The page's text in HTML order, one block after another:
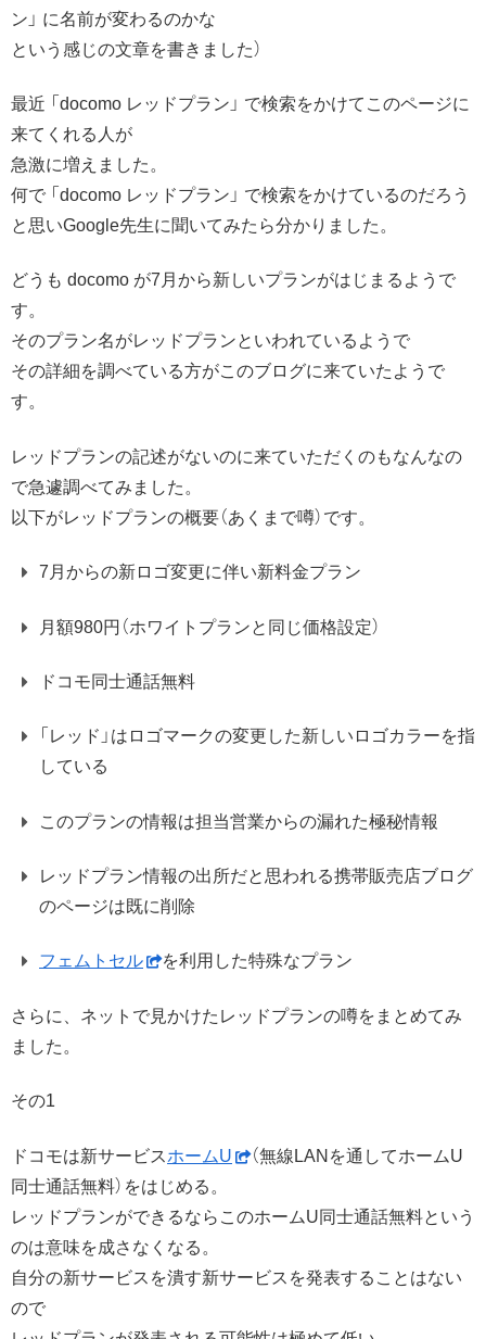
ン」 に名前が変わるのかな
という感じの文章を書きました）
最近 「docomo レッドプラン」 で検索をかけてこのページに
来てくれる人が
急激に増えました。
何で 「docomo レッドプラン」 で検索をかけているのだろう
と思いGoogle先生に聞いてみたら分かりました。
どうも docomo が7月から新しいプランがはじまるようで
す。
そのプラン名がレッドプランといわれているようで
その詳細を調べている方がこのブログに来ていたようで
す。
レッドプランの記述がないのに来ていただくのもなんなの
で急遽調べてみました。
以下がレッドプランの概要（あくまで噂）です。
7月からの新ロゴ変更に伴い新料金プラン
月額980円（ホワイトプランと同じ価格設定）
ドコモ同士通話無料
「レッド」はロゴマークの変更した新しいロゴカラーを指
している
このプランの情報は担当営業からの漏れた極秘情報
レッドプラン情報の出所だと思われる携帯販売店ブログ
のページは既に削除
フェムトセル を利用した特殊なプラン
さらに、ネットで見かけたレッドプランの噂をまとめてみ
ました。
その1
ドコモは新サービスホームU
（無線LANを通してホームU
同士通話無料）をはじめる。
レッドプランができるならこのホームU同士通話無料という
のは意味を成さなくなる。
自分の新サービスを潰す新サービスを発表することはない
ので